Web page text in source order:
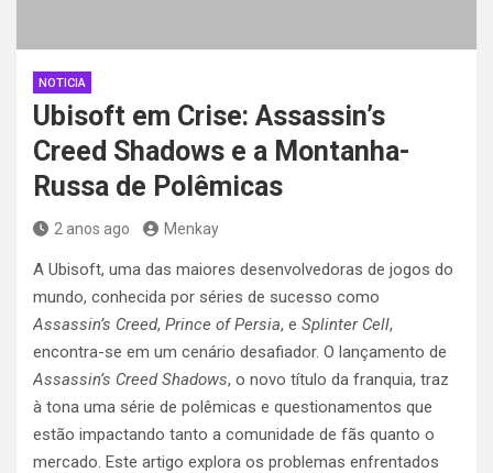
NOTICIA
Ubisoft em Crise: Assassin’s
Creed Shadows e a Montanha-
Russa de Polêmicas
2 anos ago Menkay
A Ubisoft, uma das maiores desenvolvedoras de jogos do
mundo, conhecida por séries de sucesso como
Assassin’s Creed, Prince of Persia, e Splinter Cell,
encontra-se em um cenário desafiador. O lançamento de
Assassin’s Creed Shadows, o novo título da franquia, traz
à tona uma série de polêmicas e questionamentos que
estão impactando tanto a comunidade de fãs quanto o
mercado. Este artigo explora os problemas enfrentados